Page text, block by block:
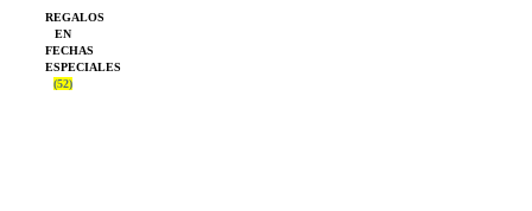
REGALOS
EN
FECHAS
ESPECIALES
(52)